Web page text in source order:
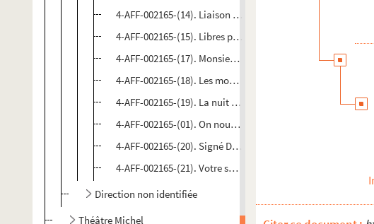
4-AFF-002165-(14). Liaison transatlantique
4-AFF-002165-(15). Libres pensées de San-Antonio
4-AFF-002165-(17). Monsieur Ibrahim et les fleurs du Coran
4-AFF-002165-(18). Les montagnes russes
4-AFF-002165-(19). La nuit du thermomètre
4-AFF-002165-(01). On nous a menti !
4-AFF-002165-(20). Signé Dumas
4-AFF-002165-(21). Votre serviteur, Orson Welles
Direction non identifiée
Théâtre Michel